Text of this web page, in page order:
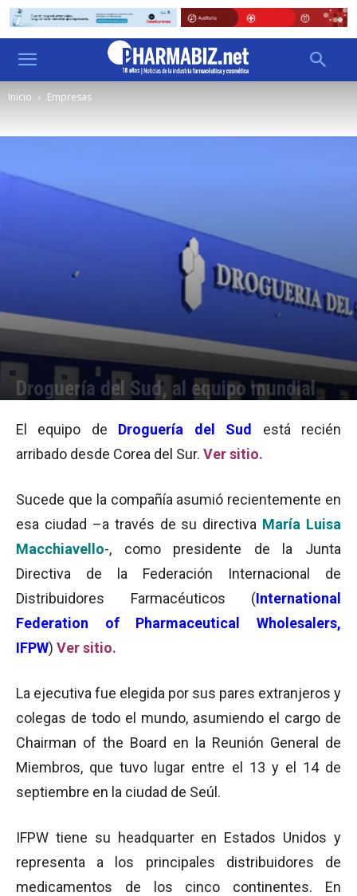
Inicio Empresas
Droguería del Sud, al equipo mundial
El equipo de Droguería del Sud
está recién
arribado desde Corea del Sur. Ver sitio.
Sucede que la compañía asumió recientemente en
esa ciudad –a través de su directiva María Luisa
Macchiavello-, como presidente de la Junta
Directiva de la Federación Internacional de
Distribuidores Farmacéuticos (International
Federation of Pharmaceutical Wholesalers,
IFPW) Ver sitio.
La ejecutiva fue elegida por sus pares extranjeros y
colegas de todo el mundo, asumiendo el cargo de
Chairman of the Board en la Reunión General de
Miembros, que tuvo lugar entre el 13 y el 14 de
septiembre en la ciudad de Seúl.
IFPW tiene su headquarter en Estados Unidos y
representa a los principales distribuidores de
medicamentos de los cinco continentes. En